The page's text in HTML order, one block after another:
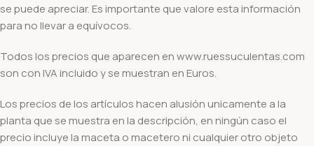
se puede apreciar. Es importante que valore esta información
para no llevar a equívocos.
Todos los precios que aparecen en www.ruessuculentas.com
son con IVA incluido y se muestran en Euros.
Los precios de los artículos hacen alusión unicamente a la
planta que se muestra en la descripción, en ningún caso el
precio incluye la maceta o macetero ni cualquier otro objeto